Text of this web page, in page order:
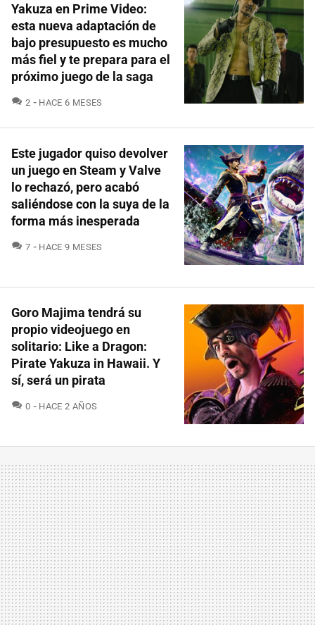
Yakuza en Prime Video:
esta nueva adaptación de
bajo presupuesto es mucho
más fiel y te prepara para el
próximo juego de la saga
2 COMENTARIOS
HACE 6 MESES
Este jugador quiso devolver
un juego en Steam y Valve
lo rechazó, pero acabó
saliéndose con la suya de la
forma más inesperada
7 COMENTARIOS
HACE 9 MESES
Goro Majima tendrá su
propio videojuego en
solitario: Like a Dragon:
Pirate Yakuza in Hawaii. Y
sí, será un pirata
0 COMENTARIOS
HACE 2 AÑOS